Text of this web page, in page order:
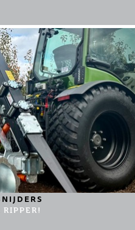
RIPPER!